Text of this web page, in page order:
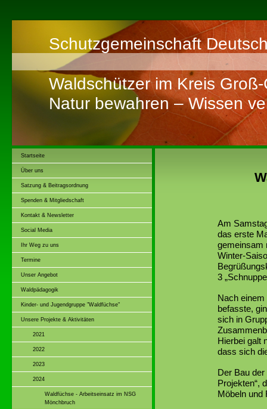
Schutzgemeinschaft
Waldschützer im Kreis
Natur bewahren – Wissen
Startseite
Über uns
Satzung & Beitragsordnung
Spenden & Mitgliedschaft
Kontakt & Newsletter
Social Media
Ihr Weg zu uns
Termine
Unser Angebot
Waldpädagogik
Kinder- und Jugendgruppe "Waldfüchse"
Unsere Projekte & Aktivitäten
2021
2022
2023
2024
Waldfüchse - Arbeitseinsatz im NSG
Mönchbruch
Am
das erste
gemeinsam
Winter-
3
Nach
befasste,
sich in
Hierbei galt
dass sich
Der Bau
Projekten“,
Möbeln und